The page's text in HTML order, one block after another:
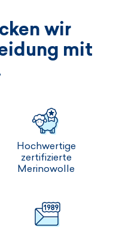
wir
mit
Hochwertige
zertifizierte
Merinowolle